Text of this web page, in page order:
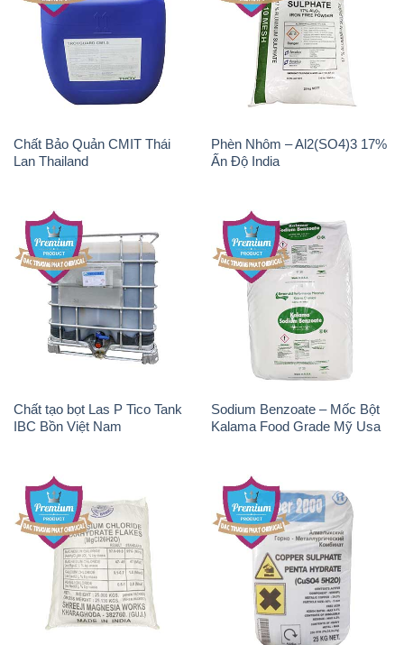
Chất Bảo Quản CMIT Thái
Lan Thailand
Phèn Nhôm – Al2(SO4)3 17%
Ấn Độ India
Chất tạo bọt Las P Tico Tank
IBC Bồn Việt Nam
Sodium Benzoate – Mốc Bột
Kalama Food Grade Mỹ Usa